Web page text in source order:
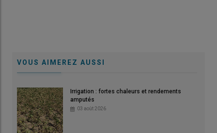
VOUS AIMEREZ AUSSI
Irrigation : fortes chaleurs et rendements
amputés
03 août 2026